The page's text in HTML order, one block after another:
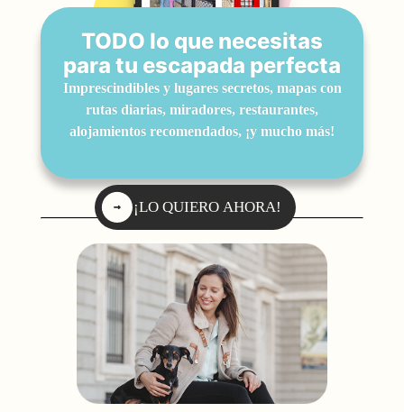
TODO lo que necesitas
para tu escapada perfecta
Imprescindibles y lugares secretos, mapas con
rutas diarias, miradores, restaurantes,
alojamientos recomendados, ¡y mucho más!
¡LO QUIERO AHORA!